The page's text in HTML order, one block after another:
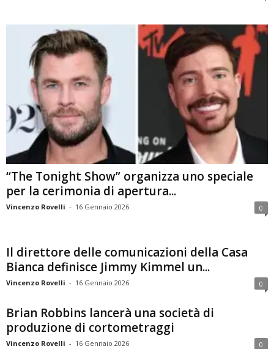
“The Tonight Show” organizza uno speciale
per la cerimonia di apertura...
Vincenzo Rovelli - 16 Gennaio 2026 0
Il direttore delle comunicazioni della Casa
Bianca definisce Jimmy Kimmel un...
Vincenzo Rovelli - 16 Gennaio 2026 0
Brian Robbins lancerà una società di
produzione di cortometraggi
Vincenzo Rovelli - 16 Gennaio 2026 0